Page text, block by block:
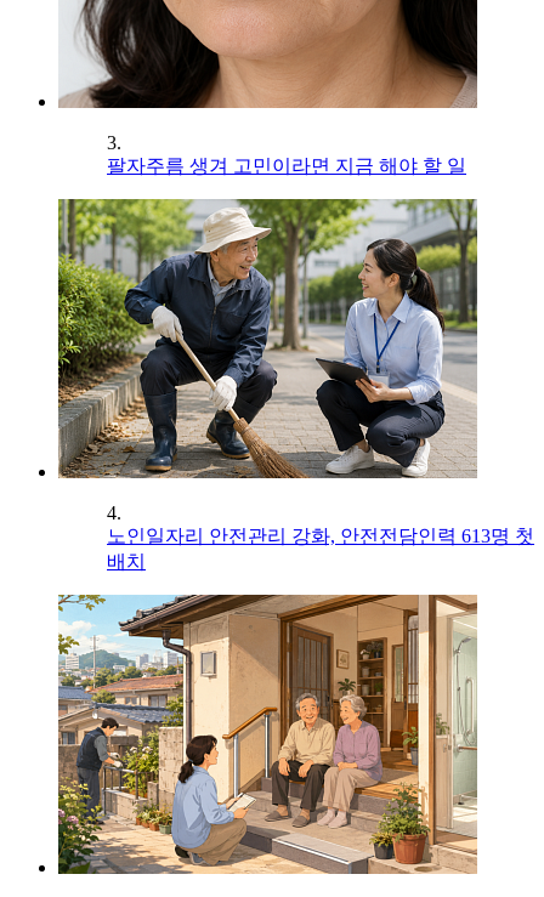
3.
팔자주름 생겨 고민이라면 지금 해야 할 일
4.
노인일자리 안전관리 강화, 안전전담인력 613명 첫
배치